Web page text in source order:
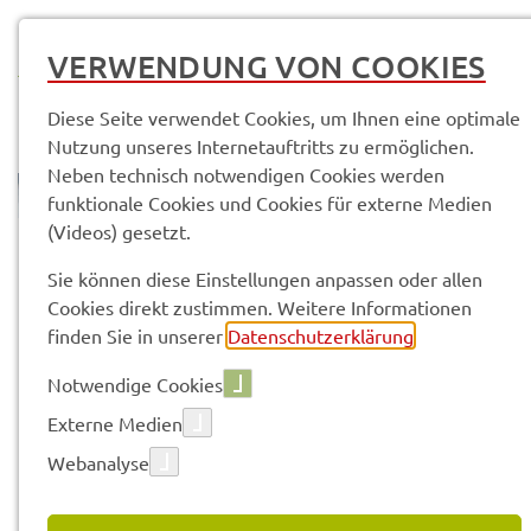
Vorle­sen
KONTAK­TE & SERVICE­STEL­LEN
VERWENDUNG VON COOKIES
Diese Seite verwendet Cookies, um Ihnen eine optimale
Nutzung unseres Internetauftritts zu ermöglichen.
Neben technisch notwendigen Cookies werden
funktionale Cookies und Cookies für externe Medien
(Videos) gesetzt.
Sie können diese Einstellungen anpassen oder allen
Cookies direkt zustimmen. Weitere Informationen
finden Sie in unserer Datenschutzerklärung
Notwendige Cookies
Externe Medien
Webanalyse